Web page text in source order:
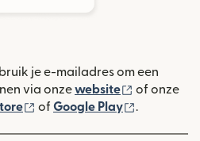
je e-mailadres om een
via onzewebsite (wordt
of onze
(wordt geopend in een
of Google Play .